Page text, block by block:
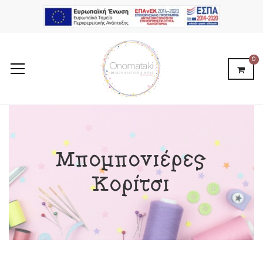
0
Μπομπονιέρες
Κορίτσι